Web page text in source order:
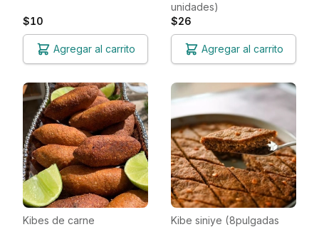
$10
Agregar al carrito
unidades)
$26
Agregar al carrito
Kibes de carne
Kibe siniye (8pulgadas